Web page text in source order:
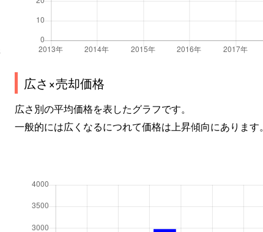
広さ×売却価格
広さ別の平均価格を表したグラフです。
一般的には広くなるにつれて価格は上昇傾向にあります。